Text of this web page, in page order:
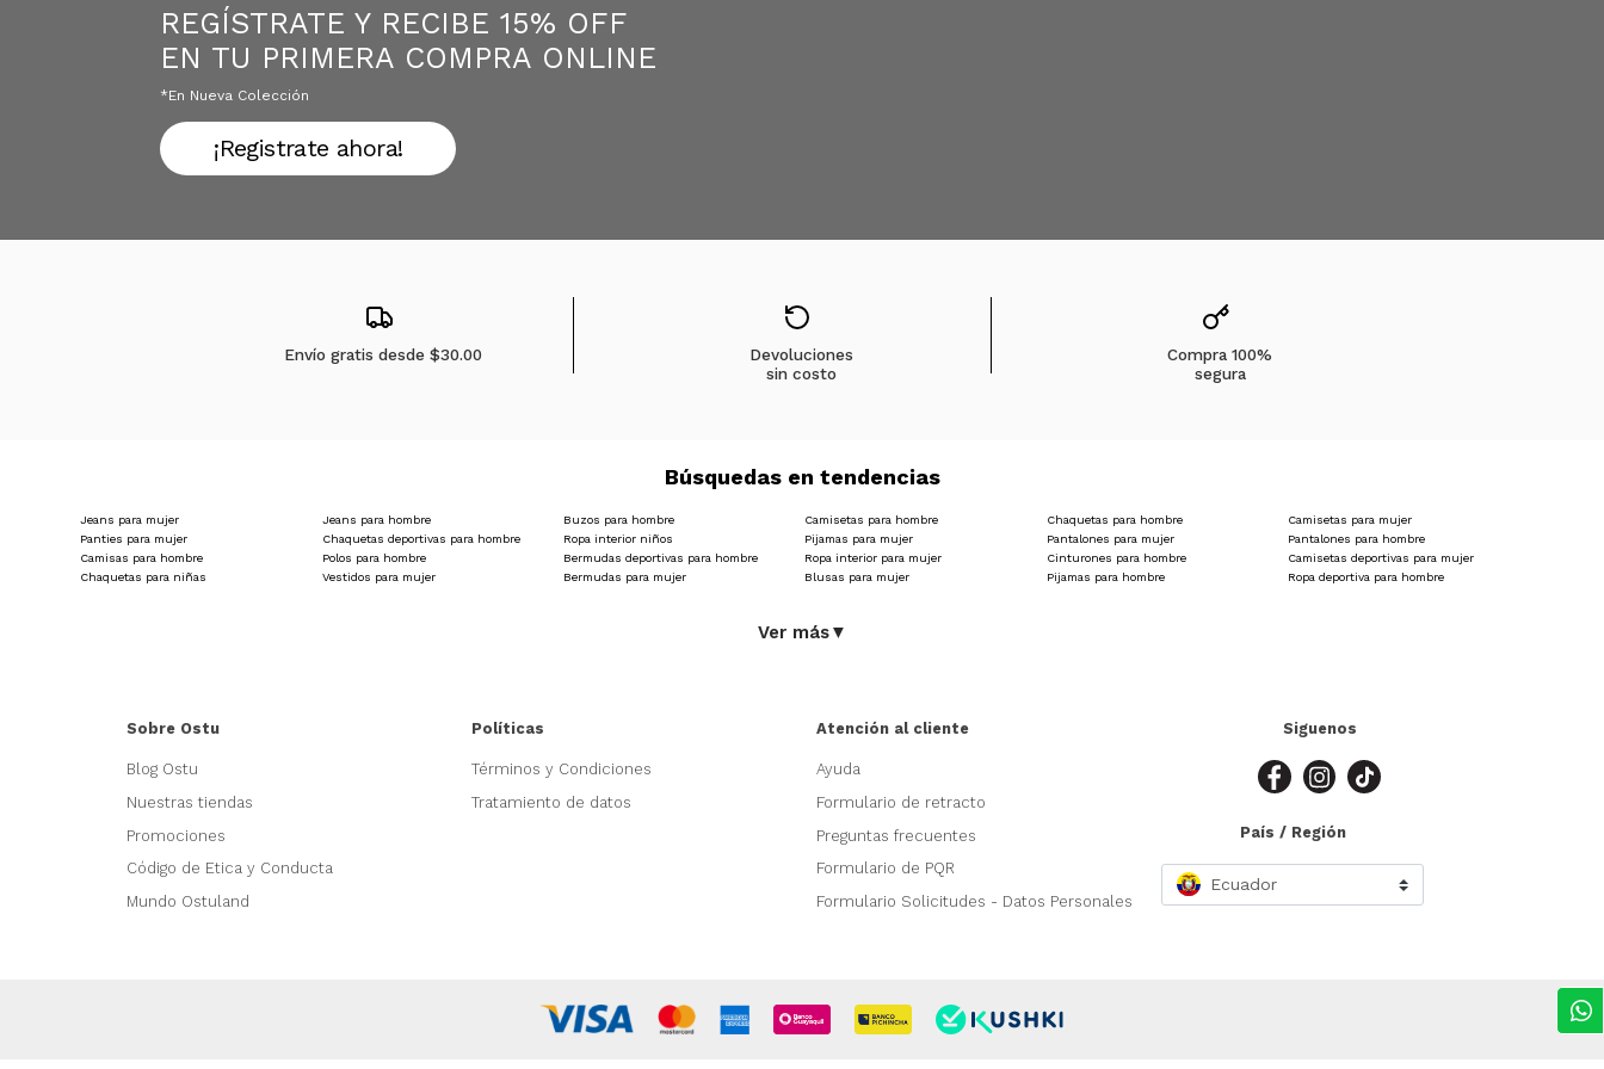
REGÍSTRATE Y RECIBE 15% OFF
EN TU PRIMERA COMPRA ONLINE
*en Nueva Colección
¡Registrate ahora!
Envío gratis desde$30.00
Devoluciones
sin costo
Compra 100%
segura
Búsquedas en tendencias
Jeans para mujer Jeans para hombre Buzos para hombre Camisetas para hombre Chaquetas para hombre
Camisetas para mujer
Panties para mujer
Chaquetas deportivas para hombre Ropa interior niños Pijamas para mujer Pantalones para mujer
Pantalones para hombre
Camisas para hombre
Polos para hombre Bermudas deportivas para hombre Ropa interior para mujer Cinturones para hombre
Camisetas deportivas para mujer
Chaquetas para niñas
Vestidos para mujer Bermudas para mujer Blusas para mujer Pijamas para hombre Ropa deportiva para hombre
Ver más▼
Sobre Ostu
Blog Ostu
Nuestras tiendas
Promociones
Código de Etica y Conducta
Mundo Ostuland
Políticas
Términos y Condiciones
Tratamiento de datos
Atención al cliente
Ayuda
Formulario de retracto
Preguntas frecuentes
Formulario de PQR
Formulario Solicitudes - Datos Personales
Siguenos
País / Región
Ecuador